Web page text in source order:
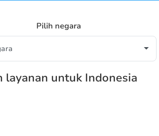
Pilih negara
layanan untuk Indonesia